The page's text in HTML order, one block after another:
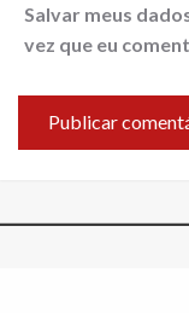
Salvar meus
vez que eu